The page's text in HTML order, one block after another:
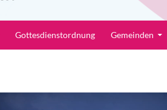
Gottesdienstordnung Gemeinden